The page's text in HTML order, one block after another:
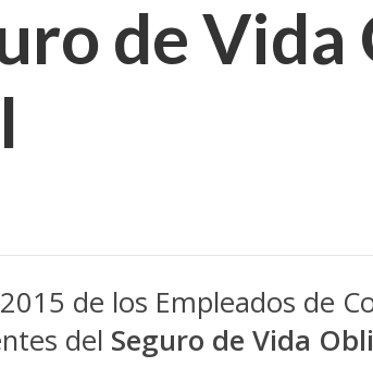
de
de los Empleados de
del Seguro de Vida